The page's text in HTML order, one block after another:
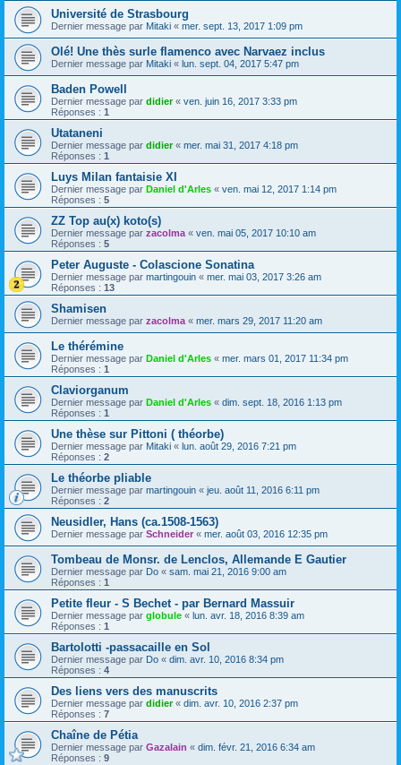
Université de Strasbourg
Dernier message par Mitaki « mer. sept. 13, 2017 1:09 pm
Olé! Une thès surle flamenco avec Narvaez inclus
Dernier message par Mitaki « lun. sept. 04, 2017 5:47 pm
Baden Powell
Dernier message par didier« ven. juin 16, 2017 3:33 pm
Réponses : 1
Utataneni
Dernier message par didier« mer. mai 31, 2017 4:18 pm
Réponses : 1
Luys Milan fantaisie XI
Dernier message par Daniel d'Arles « ven. mai 12, 2017 1:14 pm
Réponses : 5
ZZ Top au(x) koto(s)
Dernier message par zacolma « ven. mai 05, 2017 10:10 am
Réponses : 5
Peter Auguste - Colascione Sonatina
Dernier message par martingouin « mer. mai 03, 2017 3:26 am
Réponses : 13
Shamisen
Dernier message par zacolma « mer. mars 29, 2017 11:20 am
Le thérémine
Dernier message par Daniel d'Arles « mer. mars 01, 2017 11:34 pm
Réponses : 1
Claviorganum
Dernier message par Daniel d'Arles « dim. sept. 18, 2016 1:13 pm
Réponses : 1
Une thèse sur Pittoni ( théorbe)
Dernier message par Mitaki « lun. août 29, 2016 7:21 pm
Réponses : 2
Le théorbe pliable
Dernier message par martingouin « jeu. août 11, 2016 6:11 pm
Réponses : 2
Neusidler, Hans (ca.1508-1563)
Dernier message par Schneider « mer. août 03, 2016 12:35 pm
Tombeau de Monsr. de Lenclos, Allemande E Gautier
Dernier message par Do « sam. mai 21, 2016 9:00 am
Réponses : 1
Petite fleur - S Bechet - par Bernard Massuir
Dernier message par globule « lun. avr. 18, 2016 8:39 am
Réponses : 1
Bartolotti -passacaille en Sol
Dernier message par Do « dim. avr. 10, 2016 8:34 pm
Réponses : 4
Des liens vers des manuscrits
Dernier message par didier« dim. avr. 10, 2016 2:37 pm
Réponses : 7
Chaîne de Pétia
Dernier message par Gazalain « dim. févr. 21, 2016 6:34 am
Réponses : 9